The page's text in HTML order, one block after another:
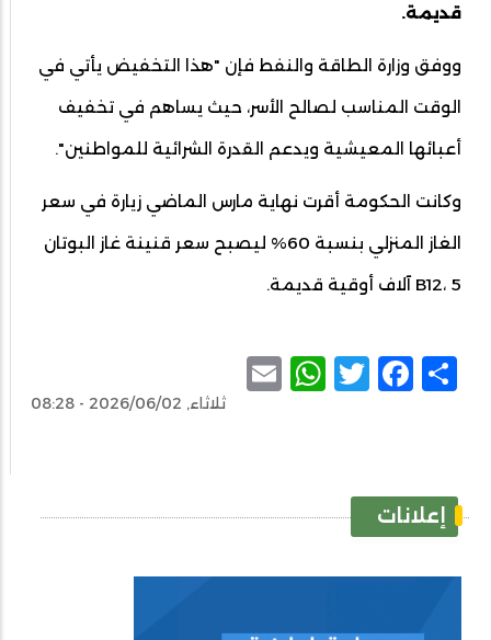
قديمة.
ووفق وزارة الطاقة والنفط فإن "هذا التخفيض يأتي في
الوقت المناسب لصالح الأسر، حيث يساهم في تخفيف
أعبائها المعيشية ويدعم القدرة الشرائية للمواطنين".
وكانت الحكومة أقرت نهاية مارس الماضي زيارة في سعر
الغاز المنزلي بنسبة 60% ليصبح سعر قنينة غاز البوتان
B12، 5 آلاف أوقية قديمة.
Share
Facebook
Twitter
WhatsApp
ثلاثاء, 2026/06/02 - 08:28
إعلانات